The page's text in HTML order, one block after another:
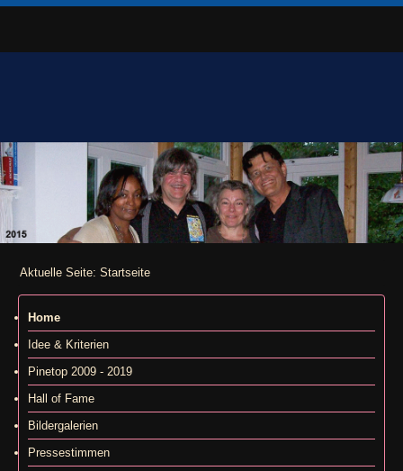
Aktuelle Seite: Startseite
Home
Idee & Kriterien
Pinetop 2009 - 2019
Hall of Fame
Bildergalerien
Pressestimmen